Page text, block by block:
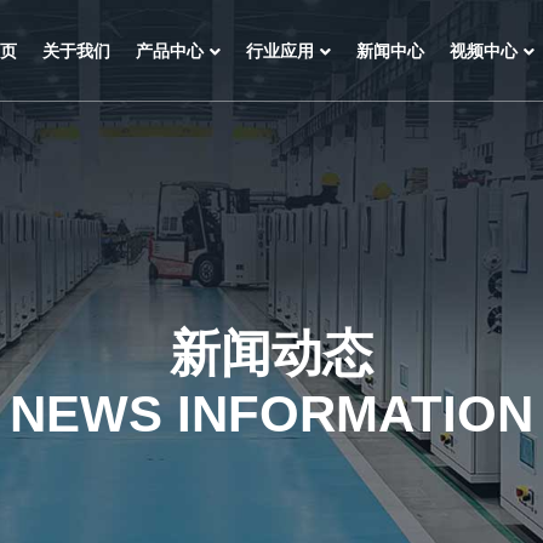
关于我们 产品中心 行业应用 新闻中心 视频中心
新闻动态
NEWS INFORMATION